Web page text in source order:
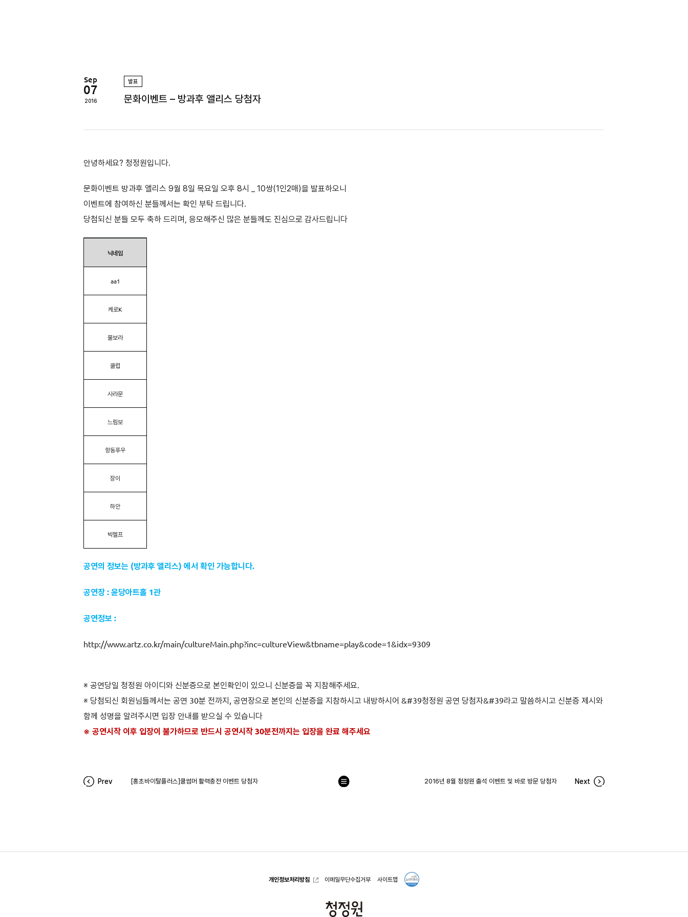
Sep
07
2016
발표
문화이벤트 – 방과후 앨리스 당첨자
안녕하세요? 청정원입니다.
문화이벤트 방과후 앨리스 9월 8일 목요일 오후 8시 _ 10쌍(1인2매)을 발표하오니
이벤트에 참여하신 분들께서는 확인 부탁 드립니다.
당첨되신 분들 모두 축하 드리며, 응모해주신 많은 분들께도 진심으로 감사드립니다
닉네임
aa1
케로K
물보라
쿨럽
사라문
느림보
항동푸우
장이
하안
빅헬프
공연의 정보는 (방과후 앨리스) 에서 확인 가능합니다.
공연장 : 윤당아트홀 1관
공연정보 :
http://www.artz.co.kr/main/cultureMain.php?inc=cultureView&tbname=play&code=1&idx=9309
※ 공연당일 청정원 아이디와 신분증으로 본인확인이 있으니 신분증을 꼭 지참해주세요.
※ 당첨되신 회원님들께서는 공연 30분 전까지, 공연장으로 본인의 신분증을 지참하시고 내방하시어 &#39청정원 공연 당첨자&#39라고 말씀하시고 신분증 제시와
함께 성명을 알려주시면 입장 안내를 받으실 수 있습니다
※ 공연시작 이후 입장이 불가하므로 반드시 공연시작 30분전까지는 입장을 완료 해주세요
Prev [홍초바이탈플러스]쿨썸머 활력충전 이벤트 당첨자 2016년 8월 청정원 출석 이벤트 및 바로 방문 당첨자 Next
목
개인정보처리방침 이메일무단수집거부 사이트맵
청